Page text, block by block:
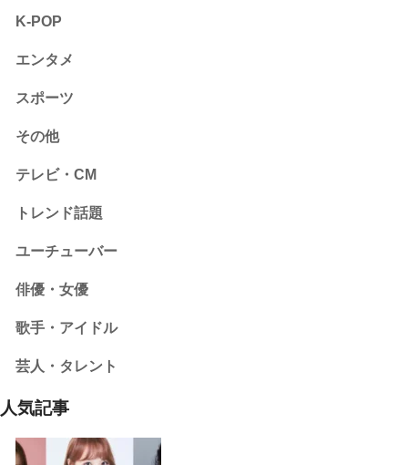
K-POP
エンタメ
スポーツ
その他
テレビ・CM
トレンド話題
ユーチューバー
俳優・女優
歌手・アイドル
芸人・タレント
人気記事